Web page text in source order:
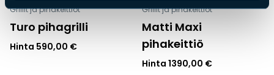
Grillit ja pihakeittiöt
Turo pihagrilli
Hinta 590,00 €
Grillit ja pihakeittiöt
Matti Maxi
pihakeittiö
Hinta 1390,00 €